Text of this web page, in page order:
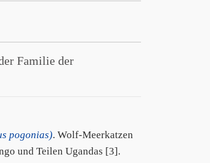
Familie der
pogonias). Wolf-Meerkatzen
und Teilen Ugandas [3].